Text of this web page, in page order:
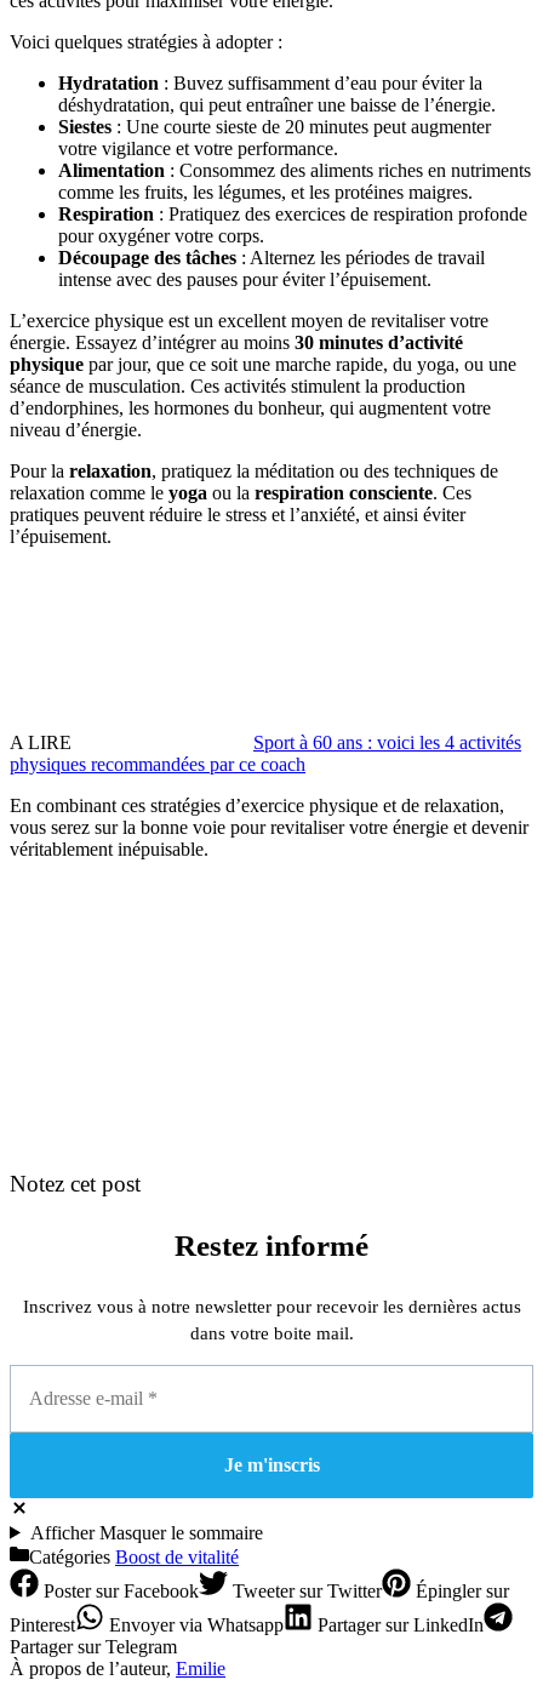
Voici quelques stratégies à adopter :
Hydratation : Buvez suffisamment d’eau pour éviter la
déshydratation, qui peut entraîner une baisse de l’énergie.
Siestes : Une courte sieste de 20 minutes peut augmenter
votre vigilance et votre performance.
Alimentation : Consommez des aliments riches en nutriments
comme les fruits, les légumes, et les protéines maigres.
Respiration : Pratiquez des exercices de respiration profonde
pour oxygéner votre corps.
Découpage des tâches : Alternez les périodes de travail
intense avec des pauses pour éviter l’épuisement.
L’exercice physique est un excellent moyen de revitaliser votre
énergie. Essayez d’intégrer au moins 30 minutes d’activité
physique par jour, que ce soit une marche rapide, du yoga, ou une
séance de musculation. Ces activités stimulent la production
d’endorphines, les hormones du bonheur, qui augmentent votre
niveau d’énergie.
Pour la relaxation, pratiquez la méditation ou des techniques de
relaxation comme le yoga ou la respiration consciente. Ces
pratiques peuvent réduire le stress et l’anxiété, et ainsi éviter
l’épuisement.
A LIRE
Sport à 60 ans : voici les 4 activités
physiques recommandées par ce coach
En combinant ces stratégies d’exercice physique et de relaxation,
vous serez sur la bonne voie pour revitaliser votre énergie et devenir
véritablement inépuisable.
Notez cet post
Restez informé
Inscrivez vous à notre newsletter pour recevoir les dernières actus
dans votre boite mail.
AfficherMasquerle sommaire
Catégories Boost de vitalité
Postersur Facebook Tweetersur Twitter Épinglersur
Pinterest
Envoyervia Whatsapp Partagersur LinkedIn
Partagersur Telegram
À propos de l’auteur, Emilie